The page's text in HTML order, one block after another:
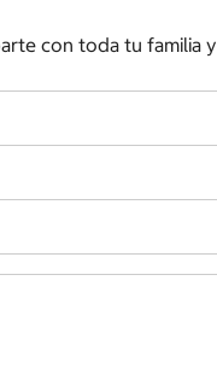
con toda tu familia y